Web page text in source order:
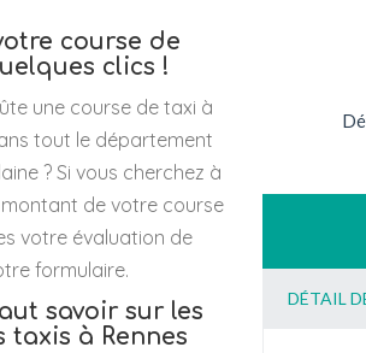
course de
clics !
une course de taxi à
tout le département
? Si vous cherchez à
de votre course
votre évaluation de
formulaire.
savoir sur les
taxis à Rennes
DÉTAIL